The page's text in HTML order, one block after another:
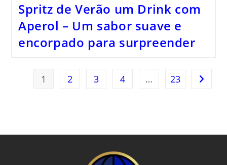
Spritz de Verão um Drink com
Aperol – Um sabor suave e
encorpado para surpreender
1 2 3 4 … 23 Ir para